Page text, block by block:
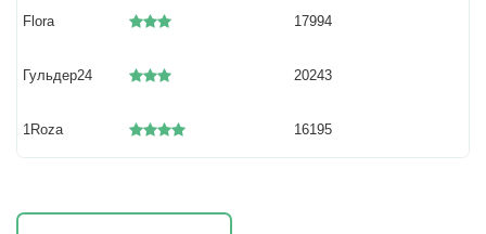
Flora 17994
Гульдер24 20243
1Roza 16195